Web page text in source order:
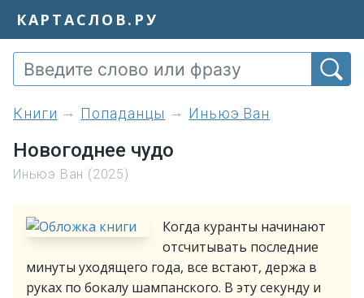
КАРТАСЛОВ.РУ
книги Попаданцы Иньюэ Ван
Новогоднее чудо
Иньюэ Ван (2025)
Когда куранты начинают
отсчитывать последние
минуты уходящего года, все встают, держа в
руках по бокалу шампанского. В эту секунду и